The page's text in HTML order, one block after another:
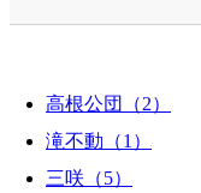
高根公団（2）
滝不動（1）
三咲（5）